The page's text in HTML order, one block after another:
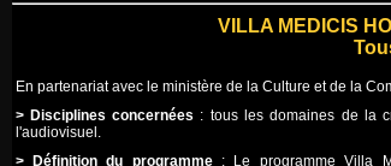
VILLA MEDICIS
En partenariat avec le ministère de la Culture et de la
> Disciplines concernées : tous les domaines de la
l'audiovisuel.
> Définition du programme: Le programme Villa